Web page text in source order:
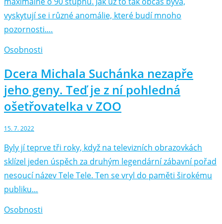
vyskytují se i různé anomálie, které budí mnoho
pozornosti.…
Osobnosti
Dcera Michala Suchánka nezapře
jeho geny. Teď je z ní pohledná
ošetřovatelka v ZOO
15. 7. 2022
Byly jí teprve tři roky, když na televizních obrazovkách
sklízel jeden úspěch za druhým legendární zábavní pořad
nesoucí název Tele Tele. Ten se vryl do paměti širokému
publiku…
Osobnosti